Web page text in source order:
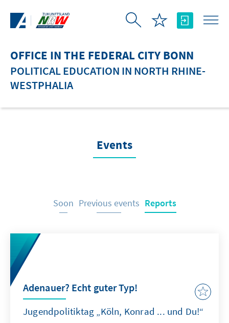
OFFICE IN THE FEDERAL CITY BONN
POLITICAL EDUCATION IN NORTH RHINE-
WESTPHALIA
Events
Soon Previous events Reports
Adenauer? Echt guter Typ!
Jugendpolitiktag „Köln, Konrad ... und Du!“